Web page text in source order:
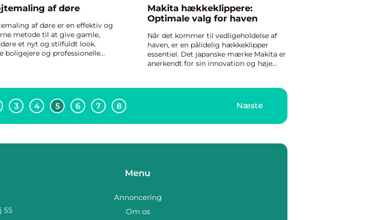
af døre
af døre er en effektiv og
metode til at give gamle,
et nyt og stilfuldt look.
boligejere og professionelle
Makita hækkeklippere:
Optimale valg for haven
Når det kommer til vedligeholdelse af
haven, er en pålidelig hækkeklipper
essentiel. Det japanske mærke Makita er
anerkendt for sin innovation og høje
3 4 5 6 7 8 Næste
Menu
Annoncering
Om os